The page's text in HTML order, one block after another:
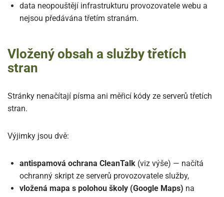
data neopouštějí infrastrukturu provozovatele webu a
nejsou předávána třetím stranám.
Vložený obsah a služby třetích
stran
Stránky nenačítají písma ani měřicí kódy ze serverů třetích
stran.
Výjimky jsou dvě:
antispamová ochrana CleanTalk (viz výše) — načítá
ochranný skript ze serverů provozovatele služby,
vložená mapa s polohou školy (Google Maps) na